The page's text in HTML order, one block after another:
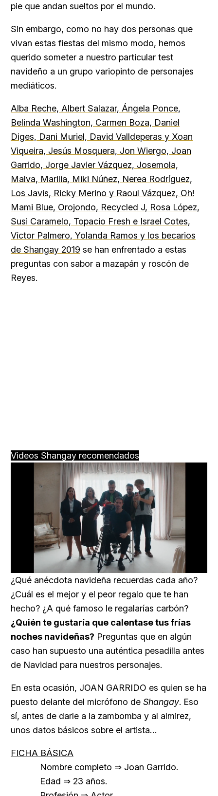
pie que andan sueltos por el mundo.
Sin embargo, como no hay dos personas que
vivan estas fiestas del mismo modo, hemos
querido someter a nuestro particular test
navideño a un grupo variopinto de personajes
mediáticos.
Alba Reche, Albert Salazar, Ángela Ponce,
Belinda Washington, Carmen Boza, Daniel
Diges, Dani Muriel, David Valldeperas y Xoan
Viqueira, Jesús Mosquera, Jon Wiergo, Joan
Garrido, Jorge Javier Vázquez, Josemola,
Malva, Marilia, Miki Núñez, Nerea Rodríguez,
Los Javis, Ricky Merino y Raoul Vázquez, Oh!
Mami Blue, Orojondo, Recycled J, Rosa López,
Susi Caramelo, Topacio Fresh e Israel Cotes,
Víctor Palmero, Yolanda Ramos y los becarios
de Shangay 2019 se han enfrentado a estas
preguntas con sabor a mazapán y roscón de
Reyes.
Videos Shangay recomendados
Loaded
66.12%
¿Qué anécdota navideña recuerdas cada año?
¿Cuál es el mejor y el peor regalo que te han
hecho? ¿A qué famoso le regalarías carbón?
¿Quién te gustaría que calentase tus frías
noches navideñas? Preguntas que en algún
caso han supuesto una auténtica pesadilla antes
de Navidad para nuestros personajes.
En esta ocasión, JOAN GARRIDO es quien se ha
puesto delante del micrófono de Shangay. Eso
sí, antes de darle a la zambomba y al almirez,
unos datos básicos sobre el artista…
FICHA BÁSICA
Nombre completo ⇒ Joan Garrido.
Edad ⇒ 23 años.